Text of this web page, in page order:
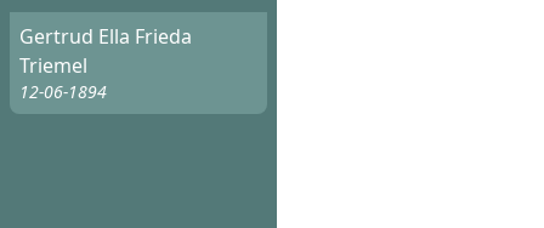
Gertrud Ella Frieda
Triemel
12-06-1894